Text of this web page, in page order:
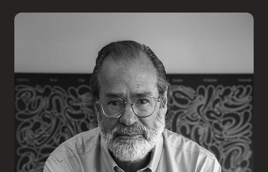
Inscribir
Boletería